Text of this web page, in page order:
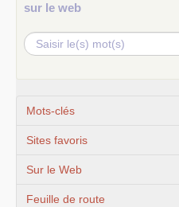
sur le web
Mots-clés
Sites favoris
Sur le Web
Feuille de route